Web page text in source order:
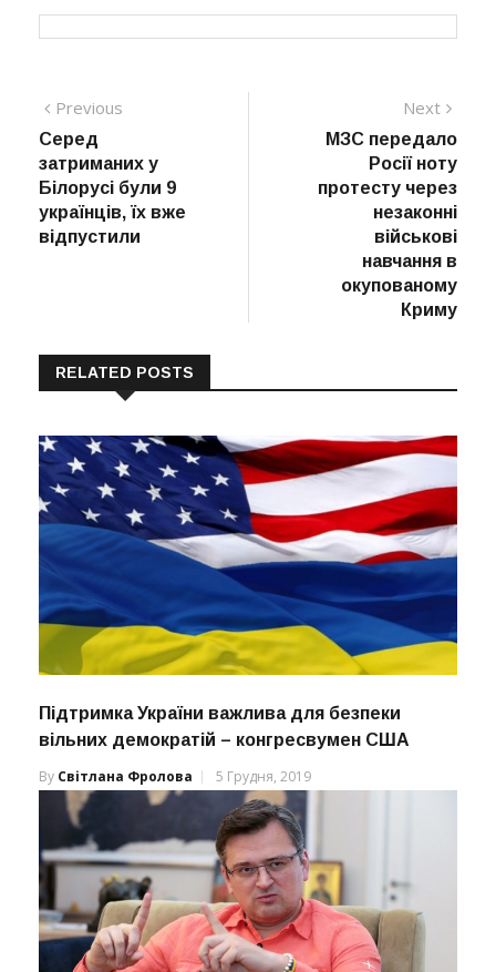
Навігація
записів
Previous
Серед
затриманих у
Білорусі були 9
українців, їх вже
відпустили
Next
post:
МЗС передало
Росії ноту
протесту через
незаконні
військові
навчання в
окупованому
Криму
RELATED POSTS
Підтримка України важлива для безпеки
вільних демократій – конгресвумен США
By Світлана Фролова 5 Грудня, 2019